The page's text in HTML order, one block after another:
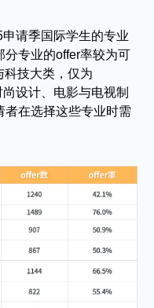
请季国际学生的专业
分专业的offer率较为可
科技大类，仅为
设计、电影与电视制
者在选择这些专业时需